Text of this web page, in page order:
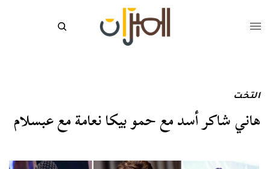
التخت
هاني شاكر أسد مع حمو بيكا نعامة مع عبسلام